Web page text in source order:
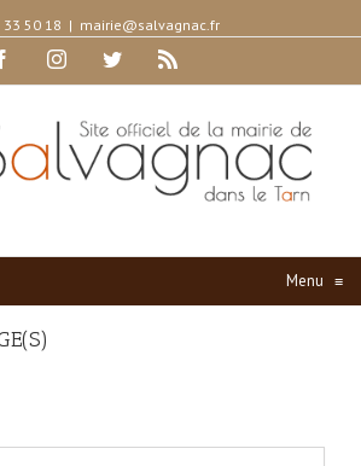
33 50 18 | mairie@salvagnac.fr
FacebookInstagramTwitter
Menu ≡